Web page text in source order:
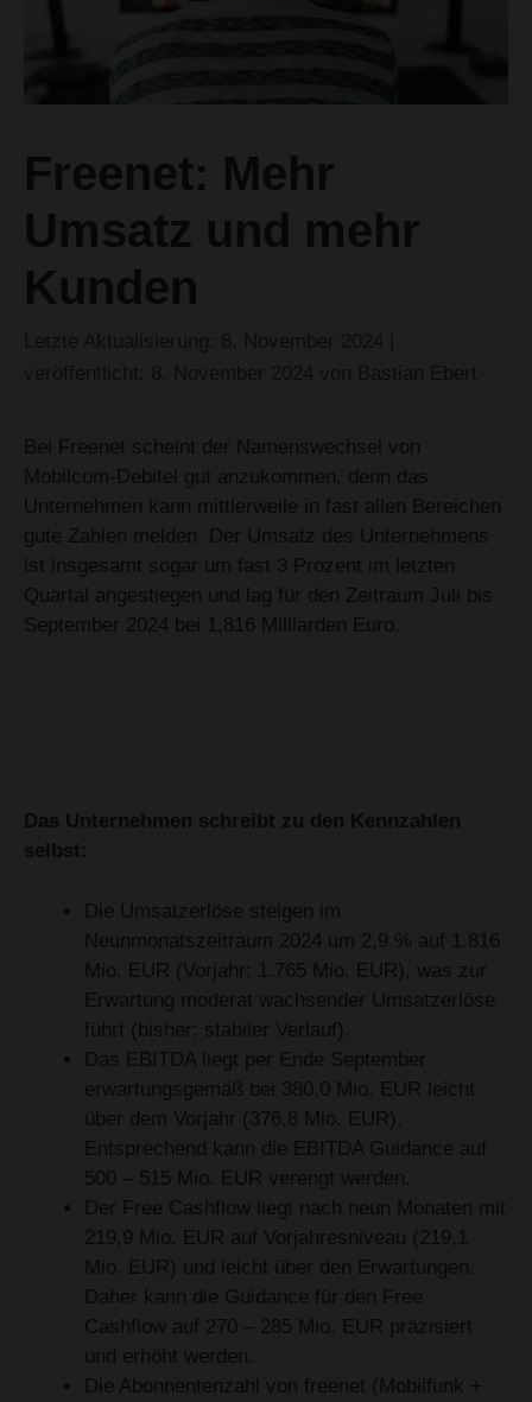
Freenet: Mehr
Umsatz und mehr
Kunden
Bei Freenet scheint der Namenswechsel von
Mobilcom-Debitel gut anzukommen, denn das
Unternehmen kann mittlerweile in fast allen Bereichen
gute Zahlen melden. Der Umsatz des Unternehmens
ist insgesamt sogar um fast 3 Prozent im letzten
Quartal angestiegen und lag für den Zeitraum Juli bis
September 2024 bei 1,816 Milliarden Euro.
Das Unternehmen schreibt zu den Kennzahlen
selbst:
Die Umsatzerlöse steigen im
Neunmonatszeitraum 2024 um 2,9 % auf 1.816
Mio. EUR (Vorjahr: 1.765 Mio. EUR), was zur
Erwartung moderat wachsender Umsatzerlöse
führt (bisher: stabiler Verlauf).
Das EBITDA liegt per Ende September
erwartungsgemäß bei 380,0 Mio. EUR leicht
über dem Vorjahr (376,8 Mio. EUR).
Entsprechend kann die EBITDA Guidance auf
500 – 515 Mio. EUR verengt werden.
Der Free Cashflow liegt nach neun Monaten mit
219,9 Mio. EUR auf Vorjahresniveau (219,1
Mio. EUR) und leicht über den Erwartungen.
Daher kann die Guidance für den Free
Cashflow auf 270 – 285 Mio. EUR präzisiert
und erhöht werden.
Die Abonnentenzahl von freenet (Mobilfunk +